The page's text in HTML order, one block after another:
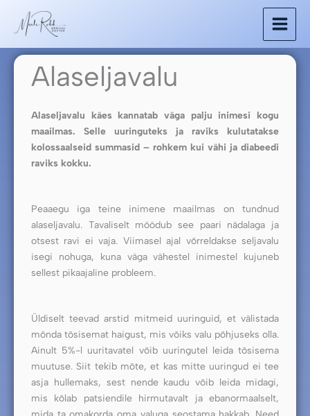
content
Alaseljavalu
Alaseljavalu käes kannatab väga palju inimesi kogu
maailmas. Selle uuringuteks ja raviks kulutatakse
kolossaalseid summasid – rohkem kui vähi ja diabeedi
raviks kokku.
Peaaegu iga teine inimene maailmas on tundnud
alaseljavalu. Tavaliselt möödub see paari nädalaga ja
otsest ravi ei vaja. Viimasel ajal võrreldakse seljavalu
isegi nohuga, kuna väga vähestel inimestel kujuneb
sellest pikaajaline probleem.
Üldiselt teevad arstid mitmeid uuringuid, et välistada
mõnda tõsisemat haigust, mis võiks valu põhjuseks olla.
Ainult 5%-l uuritavatel võib uuringutel leida tõsisema
muutuse. Siit tekib mõte, et kas mitte uuringud ei tee
asja hullemaks, sest nende kaudu võib leida midagi,
mis kõlab patsiendile hirmutavalt ja ebanormaalselt,